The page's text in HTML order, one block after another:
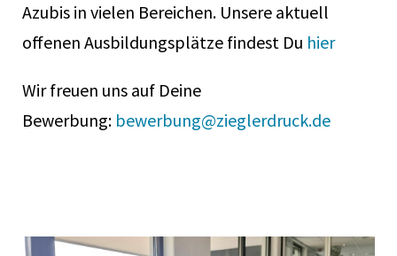
Azubis in vielen Bereichen. Unsere aktuell
offenen Ausbildungsplätze findest Du hier
Wir freuen uns auf Deine
Bewerbung: bewerbung@zieglerdruck.de